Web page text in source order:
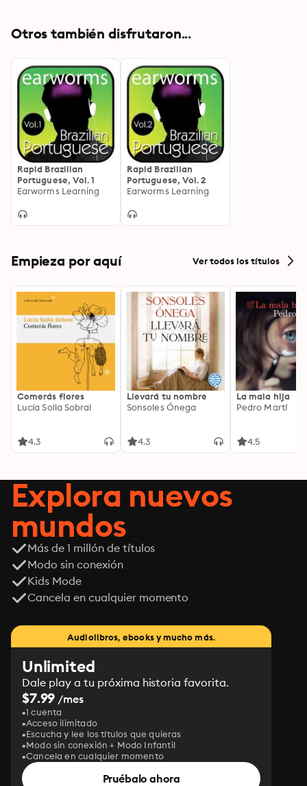
Otros también disfrutaron...
Rapid Brazilian
Portuguese, Vol. 1
Earworms Learning
Rapid Brazilian
Portuguese, Vol. 2
Earworms Learning
Empieza por aquí Ver todos los títulos
Comerás flores
Lucía Solla Sobral
4.3
Llevará tu nombre
Sonsoles Ónega
4.3
La mala hija
Pedro Martí
4.5
Explora nuevos
mundos
Más de 1 millón de títulos
Modo sin conexión
Kids Mode
Cancela en cualquier momento
Audiolibros, ebooks y mucho más.
Unlimited
Dale play a tu próxima historia favorita.
$7.99 /mes
1 cuenta
Acceso ilimitado
Escucha y lee los títulos que quieras
Modo sin conexión + Modo Infantil
Cancela en cualquier momento
Pruébalo ahora